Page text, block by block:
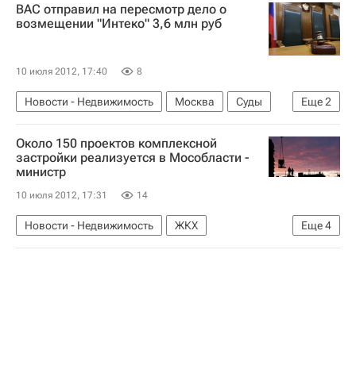
Российский аукционный дом (РАД)
ВАС отправил на пересмотр дело о
возмещении "Интеко" 3,6 млн руб
10 июля 2012, 17:40 8
Еще2
Новости - Недвижимость Москва
Суды
Интеко
Россия
Около 150 проектов комплексной
застройки реализуется в Мособласти -
министр
10 июля 2012, 17:31 14
Еще4
Новости - Недвижимость
ЖКХ
Инфраструктура
Строительство